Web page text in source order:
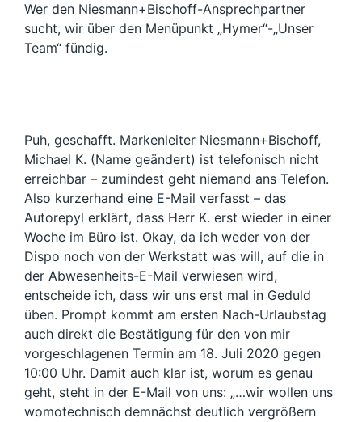
Wer den Niesmann+Bischoff-Ansprechpartner
sucht, wir über den Menüpunkt „Hymer“-„Unser
Team“ fündig.
Puh, geschafft. Markenleiter Niesmann+Bischoff,
Michael K. (Name geändert) ist telefonisch nicht
erreichbar – zumindest geht niemand ans Telefon.
Also kurzerhand eine E-Mail verfasst – das
Autorepyl erklärt, dass Herr K. erst wieder in einer
Woche im Büro ist. Okay, da ich weder von der
Dispo noch von der Werkstatt was will, auf die in
der Abwesenheits-E-Mail verwiesen wird,
entscheide ich, dass wir uns erst mal in Geduld
üben. Prompt kommt am ersten Nach-Urlaubstag
auch direkt die Bestätigung für den von mir
vorgeschlagenen Termin am 18. Juli 2020 gegen
10:00 Uhr. Damit auch klar ist, worum es genau
geht, steht in der E-Mail von uns: „…wir wollen uns
womotechnisch demnächst deutlich vergrößern